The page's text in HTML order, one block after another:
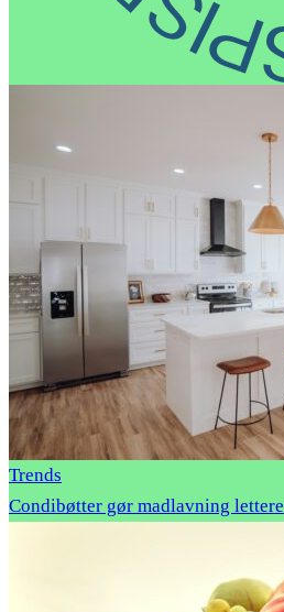
Trends
Condibøtter gør madlavning lettere